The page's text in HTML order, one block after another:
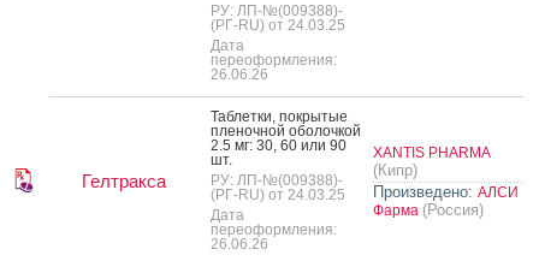
РУ: ЛП-№(009388)-
(РГ-RU) от 24.03.25
Дата
переоформления:
26.06.26
Гелтракса
Таб­летки, пок­ры­тые
пле­ноч­ной обо­лоч­кой
2.5 мг: 30, 60 или 90
шт.
РУ: ЛП-№(009388)-
(РГ-RU) от 24.03.25
Дата
переоформления:
26.06.26
XANTIS PHARMA
(Кипр)
Произведено: АЛСИ
Фарма (Россия)